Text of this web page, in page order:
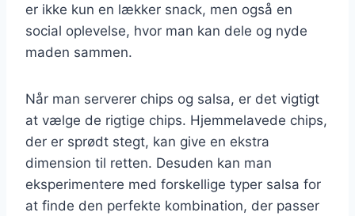
er ikke kun en lækker snack, men også en
social oplevelse, hvor man kan dele og nyde
maden sammen.
Når man serverer chips og salsa, er det vigtigt
at vælge de rigtige chips. Hjemmelavede chips,
der er sprødt stegt, kan give en ekstra
dimension til retten. Desuden kan man
eksperimentere med forskellige typer salsa for
at finde den perfekte kombination, der passer